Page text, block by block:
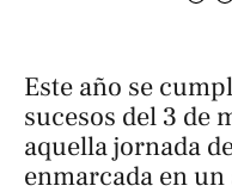
Este año se
sucesos del 3 de
aquella jornada
enmarcada en